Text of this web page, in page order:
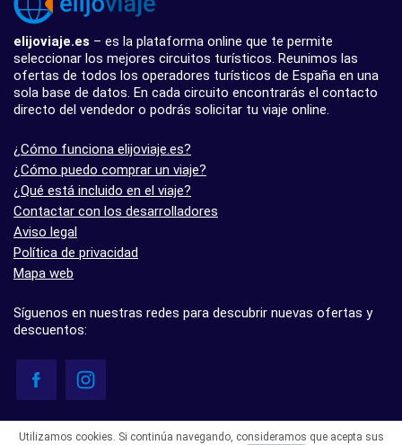
elijoviaje.es – es la plataforma online que te permite
seleccionar los mejores circuitos turísticos. Reunimos las
ofertas de todos los operadores turísticos de España en una
sola base de datos. En cada circuito encontrarás el contacto
directo del vendedor o podrás solicitar tu viaje online.
¿Cómo funciona elijoviaje.es?
¿Cómo puedo comprar un viaje?
¿Qué está incluido en el viaje?
Contactar con los desarrolladores
Aviso legal
Política de privacidad
Mapa web
Síguenos en nuestras redes para descubrir nuevas ofertas y
descuentos:
- 5.0 basado en 7 opiniones
Utilizamos cookies. Si continúa navegando, consideramos que acepta sus